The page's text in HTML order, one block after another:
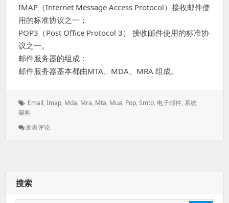
IMAP（Internet Message Access Protocol）接收邮件使
用的标准协议之一；
POP3（Post Office Protocol 3） 接收邮件使用的标准协
议之一。
邮件服务器的组成：
邮件服务器基本都由MTA、MDA、MRA 组成。
标
签：
Email,Imap, Mda, Mra, Mta, Mua, Pop,Smtp, 电子邮件, 系统
架构
发表评论: 电
搜索